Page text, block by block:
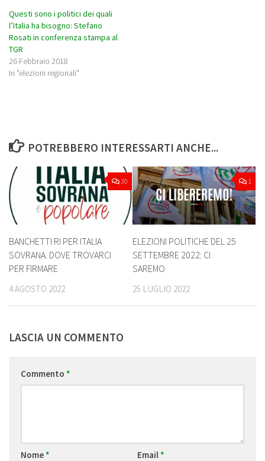
Questi sono i politici dei quali
l’Italia ha bisogno: Stefano
Rosati in conferenza stampa al
TGR
26 Febbraio 2018
In "elezioni regionali"
POTREBBERO INTERESSARTI ANCHE...
30
BANCHETTI RI PER ITALIA
SOVRANA. DOVE TROVARCI
PER FIRMARE
4 AGOSTO 2022
1
ELEZIONI POLITICHE DEL 25
SETTEMBRE 2022: CI
SAREMO
25 LUGLIO 2022
LASCIA UN COMMENTO
Commento *
Nome* Email*